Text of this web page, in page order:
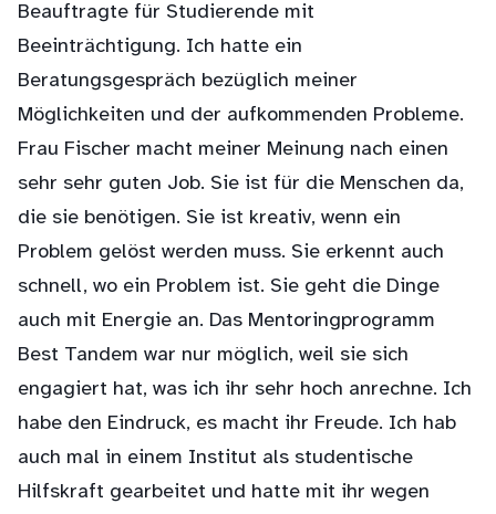
Beauftragte für Studierende mit
Beeinträchtigung. Ich hatte ein
Beratungsgespräch bezüglich meiner
Möglichkeiten und der aufkommenden Probleme.
Frau Fischer macht meiner Meinung nach einen
sehr sehr guten Job. Sie ist für die Menschen da,
die sie benötigen. Sie ist kreativ, wenn ein
Problem gelöst werden muss. Sie erkennt auch
schnell, wo ein Problem ist. Sie geht die Dinge
auch mit Energie an. Das Mentoringprogramm
Best Tandem war nur möglich, weil sie sich
engagiert hat, was ich ihr sehr hoch anrechne. Ich
habe den Eindruck, es macht ihr Freude. Ich hab
auch mal in einem Institut als studentische
Hilfskraft gearbeitet und hatte mit ihr wegen